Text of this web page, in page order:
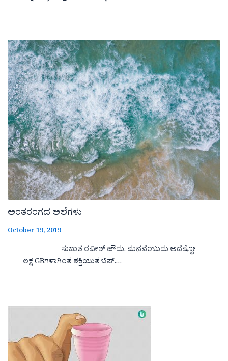
ಅಂತರಂಗದ ಅಲೆಗಳು
October 19, 2019
ಸುಜಾತ ರವೀಶ್ ಹೌದು. ಮನವೆಂಬುದು ಅದೆಷ್ಪೋ
ಲಕ್ಷ GBಗಳಾಗಿಂತ ಶಕ್ತಿಯುತ ಚಿಪ್.…